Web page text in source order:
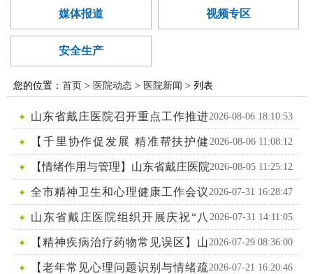
医疗资源
医院位置
研究团队
异地就医
青年文明号
廉政建设
服务指南
信访投诉
预算公开 住院医师规
范化培训
医学伦理委
员会
国家药物临
床试验
科研机构
病友心声
媒体报道 视频专区
安全生产
您的位置： 首页 > 医院动态> 医院新闻 > 列表
2026-08-06 18:10:53
山东省戴庄医院召开重点工作推进
会 2026-08-06 11:08:12
【千里协作促发展 精准帮扶护健
康】山东省戴庄医院与定西市安定区第二人民医院成
功签约对口帮扶合作
2026-08-05 11:25:12
【情绪作用与管理】山东省戴庄医院
开展门诊心理健康系列科普活动 2026-07-31 16:28:47
全市精神卫生和心理健康工作会议
在我院召开 2026-07-31 14:11:05
山东省戴庄医院组织开展庆祝“八
一”建军节拥军优属系列活动 2026-07-29 08:36:00
【精神疾病治疗药物常见误区】山
东省戴庄医院开展门诊心理健康系列科普活动
2026-07-21 16:20:46
【老年常见心理问题识别与情绪疏